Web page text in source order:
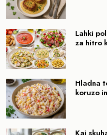
Lahki
za hitro
Hladna
koruzo